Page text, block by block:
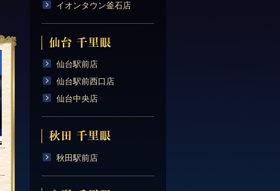
イオンタウン釜石店
仙台駅前店
仙台駅前西口店
仙台中央店
秋田駅前店